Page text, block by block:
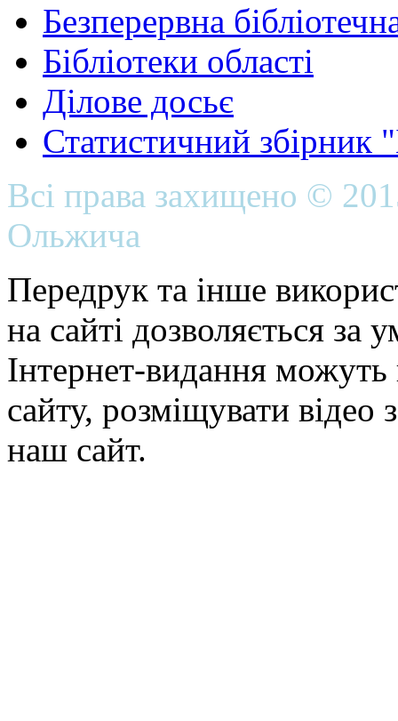
Безперервна
Бібліотеки області
Ділове досьє
Статистичний
Всі права захищено ©
Ольжича
Передрук та інше
на сайті дозволяється
Інтернет-видання можуть
сайту, розміщувати відео
наш сайт.